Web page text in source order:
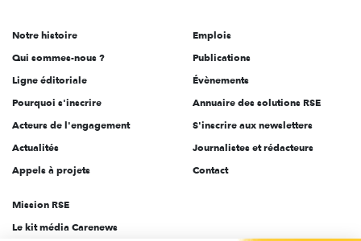
l'engagement
Notre histoire
Qui sommes-nous ?
Ligne éditoriale
Pourquoi s'inscrire
Acteurs de l'engagement
Actualités
Appels à projets
Emplois
Publications
Évènements
Annuaire des solutions RSE
S'inscrire aux newsletters
Journalistes et rédacteurs
Contact
Mission RSE
Le kit média Carenews